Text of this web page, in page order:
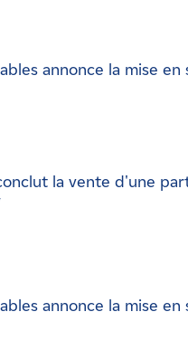
annonce la mise
la vente d'une
annonce la mise